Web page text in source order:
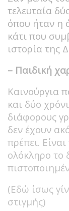
τελευταία
όπου ήταν η
κάτι που
ιστορία της
– Παιδική
Καινούργια
και δύο
διάφορους
δεν έχουν
πρέπει.
ολόκληρο το
(Εδώ ίσως
στιγμής)